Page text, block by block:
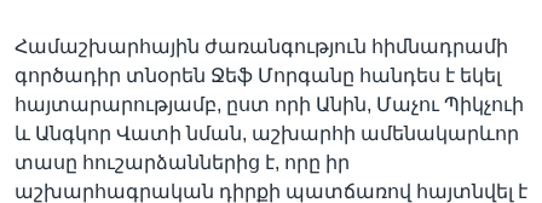
Համաշխարհային ժառանգություն հիմնադրամի
գործադիր տնօրեն Ջեֆ Մորգանը հանդես է եկել
հայտարարությամբ, ըստ որի Անին, Մաչու Պիկչուի
և Անգկոր Վատի նման, աշխարհի ամենակարևոր
տասը հուշարձաններից է, որը իր
աշխարհագրական դիրքի պատճառով հայտնվել է